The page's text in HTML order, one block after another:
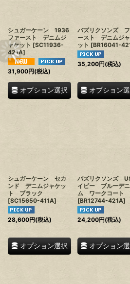
シュガーケーン 1936
ファースト デニムジ
ャケット [SC11936-
421A]
31,900円(税込)
オプション選択
バズリクソンズ
ースト デニムジ
ット [BR16041-
35,200円(税込)
オプション
シュガーケーン セカ
ンド デニムジャケッ
ト ブラック
[SC15650-411A]
28,600円(税込)
オプション選択
バズリクソンズ
イビー ブルーデニ
ム ワークコート
[BR12744-421A]
24,200円(税込)
オプション